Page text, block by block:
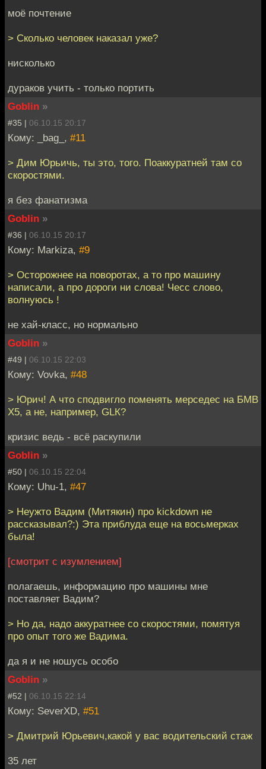
моё почтение
> Сколько человек наказал уже?
нисколько
дураков учить - только портить
Goblin »
#35 | 06.10.15 20:17
Кому: _bag_, #11
> Дим Юрьичь, ты это, того. Поаккуратней там со
скоростями.
я без фанатизма
Goblin »
#36 | 06.10.15 20:17
Кому: Markiza, #9
> Осторожнее на поворотах, а то про машину
написали, а про дороги ни слова! Чесс слово,
волнуюсь !
не хай-класс, но нормально
Goblin »
#49 | 06.10.15 22:03
Кому: Vovka, #48
> Юрич! А что сподвигло поменять мерседес на БМВ
Х5, а не, например, GLК?
кризис ведь - всё раскупили
Goblin »
#50 | 06.10.15 22:04
Кому: Uhu-1, #47
> Неужто Вадим (Митякин) про kickdown не
рассказывал?:) Эта приблуда еще на восьмерках
была!
[смотрит с изумлением]
полагаешь, информацию про машины мне
поставляет Вадим?
> Но да, надо аккуратнее со скоростями, помятуя
про опыт того же Вадима.
да я и не ношусь особо
Goblin »
#52 | 06.10.15 22:14
Кому: SeverXD, #51
> Дмитрий Юрьевич,какой у вас водительский стаж
35 лет